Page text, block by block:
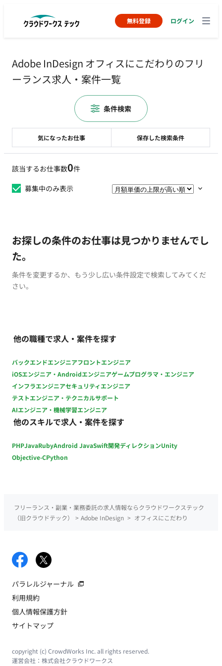
無料登録 ログイン
Adobe InDesign オフィスにこだわりのフリ
ーランス求人・案件一覧
該当するお仕事数0件
募集中のみ表示
お探しの条件のお仕事は見つかりませんでし
た。
条件を変更するか、もう少し広い条件設定で検索してみてくだ
さい。
他の職種で求人・案件を探す
バックエンドエンジニアフロントエンジニア
iOSエンジニア・Androidエンジニアゲームプログラマ・エンジニア
インフラエンジニアセキュリティエンジニア
テストエンジニア・テクニカルサポート
AIエンジニア・機械学習エンジニア
他のスキルで求人・案件を探す
PHPJavaRubyAndroid JavaSwift開発ディレクションUnity
Objective-CPython
気になったお仕事 保存した検索条件
条件検索
フリーランス・副業・業務委託の求人情報ならクラウドワークステック
（旧クラウドテック）
> Adobe InDesign > オフィスにこだわり
パラレルジャーナル
利用規約
個人情報保護方針
サイトマップ
copyright (c) CrowdWorks Inc. all rights reserved.
運営会社： 株式会社クラウドワークス